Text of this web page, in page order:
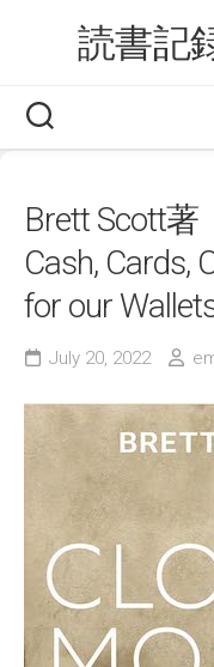
読書記
Brett Scott著
Cash, Cards,
for our Wallets
July 20, 2022